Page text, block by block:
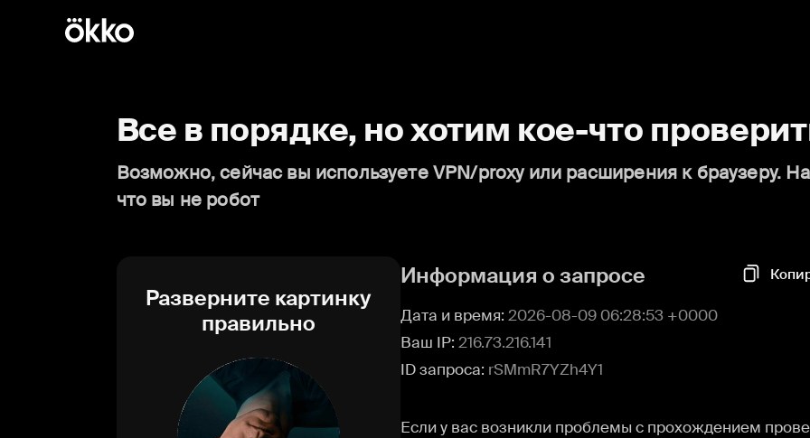
Все в порядке, но хотим кое-что
Возможно, сейчас вы используете VPN/proxy или расширения к браузеру.
что вы не робот
Разверните картинку
правильно
Информация о запросе
Дата и время: 2026-08-09 06:28:53 +0000
Ваш IP: 216.73.216.141
ID запроса: rSMmR7YZh4Y1
Если у вас возникли проблемы с прохождением